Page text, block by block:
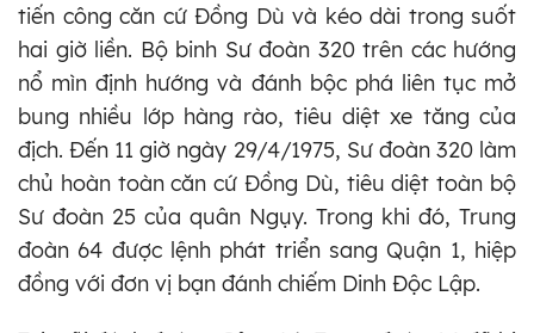
tiến công căn cứ Đồng Dù và kéo dài trong suốt
hai giờ liền. Bộ binh Sư đoàn 320 trên các hướng
nổ mìn định hướng và đánh bộc phá liên tục mở
bung nhiều lớp hàng rào, tiêu diệt xe tăng của
địch. Đến 11 giờ ngày 29/4/1975, Sư đoàn 320 làm
chủ hoàn toàn căn cứ Đồng Dù, tiêu diệt toàn bộ
Sư đoàn 25 của quân Ngụy. Trong khi đó, Trung
đoàn 64 được lệnh phát triển sang Quận 1, hiệp
đồng với đơn vị bạn đánh chiếm Dinh Độc Lập.